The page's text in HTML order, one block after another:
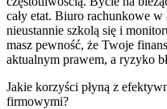
cały etat. Biuro rachunkowe
nieustannie szkolą się i
masz pewność, że Twoje
aktualnym prawem, a ryzyko
Jakie korzyści płyną z
firmowymi?